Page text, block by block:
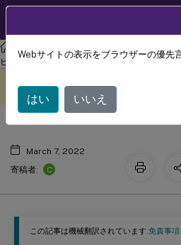
ワークスペース環境管理
ビス
この記事は機械翻訳されています.免責事項
翻訳されています。
アクション
March 7, 2022
寄稿者:
C
Webサイトの表示をブラウザーの優先
はい いいえ